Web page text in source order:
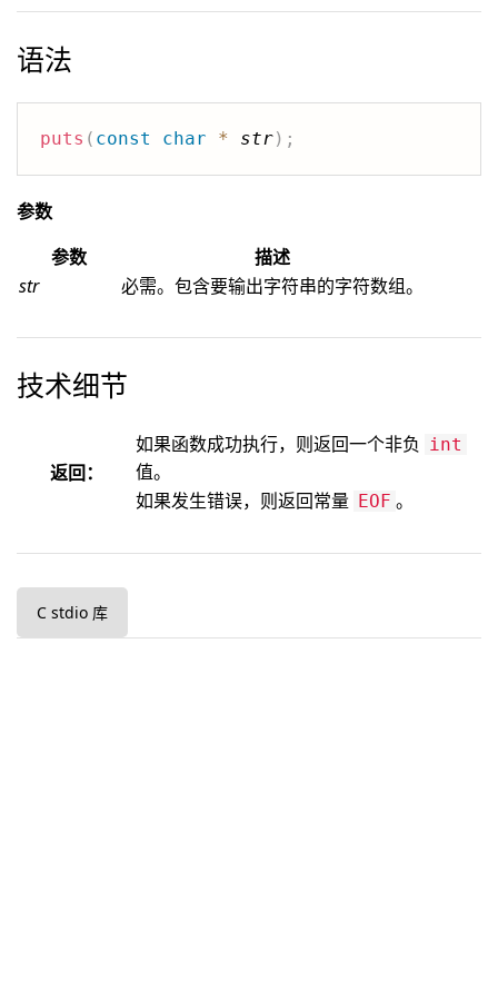
语法
puts ( const char * str) ;
参数
参数
描述
str
必需。包含要输出字符串的字符数组。
技术细节
返回：
如果函数成功执行，则返回一个非负 int
值。
如果发生错误，则返回常量 EOF 。
C stdio 库